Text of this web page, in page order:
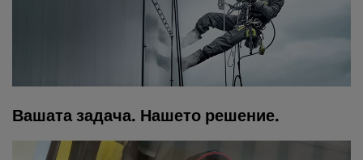
Вашата задача. Нашето решение.